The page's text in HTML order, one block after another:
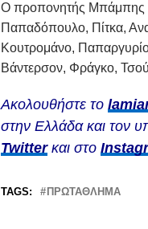
Ο προπονητής Μπάμπης
Παπαδόπουλο, Πίτκα,
Κουτρομάνο,
Βάντερσον, Φράγκο,
Ακολουθήστε το
στην Ελλάδα και τον
Twitterκαι στο
TAGS: ΠΡΩΤΆΘΛΗΜΑ